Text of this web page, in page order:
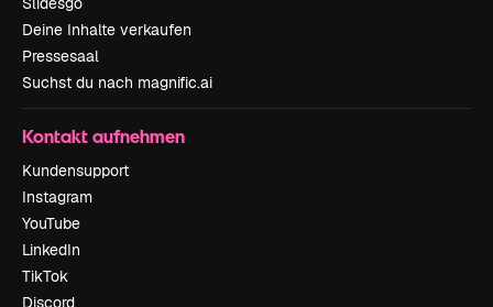
Deine Inhalte verkaufen
Pressesaal
Suchst du nach magnific.ai
Kontakt aufnehmen
Kundensupport
Instagram
YouTube
LinkedIn
TikTok
Discord